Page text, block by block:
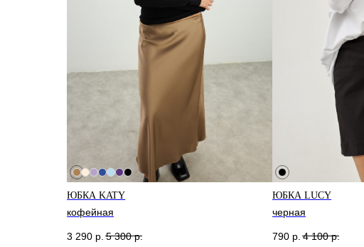
ЮБКА KATY
кофейная
3 290 р. 5 300 р.
ЮБКА LUCY
черная
790 р. 4 100 р.
КОНТАКТЫ
+7 985 488 44 23 (Москва)
МАГАЗИНЫ
Коломенская 20